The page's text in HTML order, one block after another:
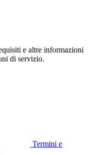
e altre informazioni
di servizio.
Termini e